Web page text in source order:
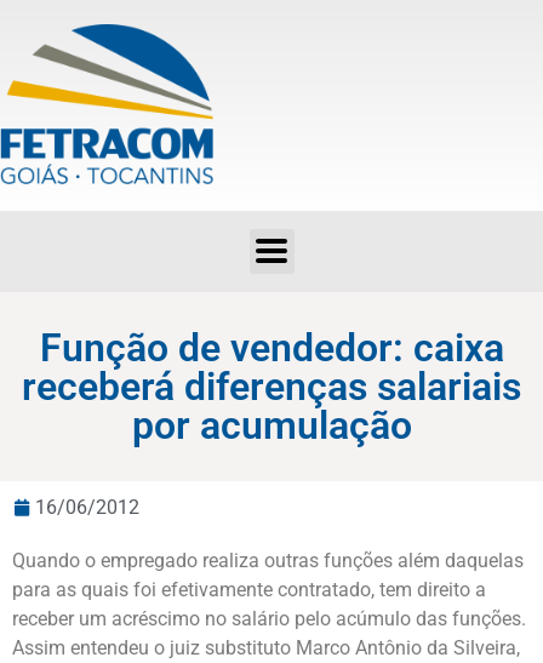
Função de vendedor: caixa
receberá diferenças salariais
por acumulação
16/06/2012
Quando o empregado realiza outras funções além daquelas
para as quais foi efetivamente contratado, tem direito a
receber um acréscimo no salário pelo acúmulo das funções.
Assim entendeu o juiz substituto Marco Antônio da Silveira,